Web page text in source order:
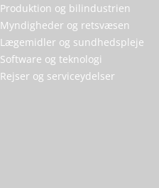
Produktion og bilindustrien
Myndigheder og retsvæsen
Lægemidler og sundhedspleje
Software og teknologi
Rejser og serviceydelser